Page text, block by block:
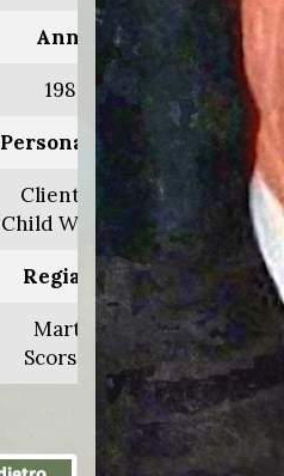
Anno:
1986
Personaggio:
Cliente al
Child World 1
Regia di:
Martin
Scorsese